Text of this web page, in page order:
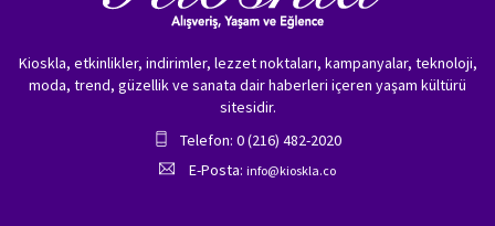
Kioskla, etkinlikler, indirimler, lezzet noktaları, kampanyalar, teknoloji,
moda, trend, güzellik ve sanata dair haberleri içeren yaşam kültürü
sitesidir.
Telefon: 0 (216) 482-2020
E-Posta: info@kioskla.co